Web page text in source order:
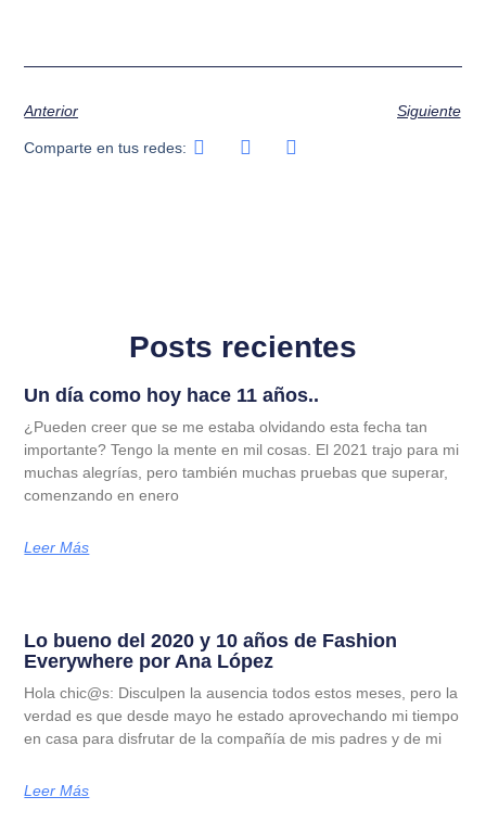
Anterior Siguiente
Comparte en tus redes:
Posts recientes
Un día como hoy hace 11 años..
¿Pueden creer que se me estaba olvidando esta fecha tan
importante? Tengo la mente en mil cosas. El 2021 trajo para mi
muchas alegrías, pero también muchas pruebas que superar,
comenzando en enero
Leer Más
Lo bueno del 2020 y 10 años de Fashion
Everywhere por Ana López
Hola chic@s: Disculpen la ausencia todos estos meses, pero la
verdad es que desde mayo he estado aprovechando mi tiempo
en casa para disfrutar de la compañía de mis padres y de mi
Leer Más